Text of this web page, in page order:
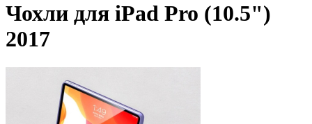
Чохли для iPad Pro (10.5")
2017